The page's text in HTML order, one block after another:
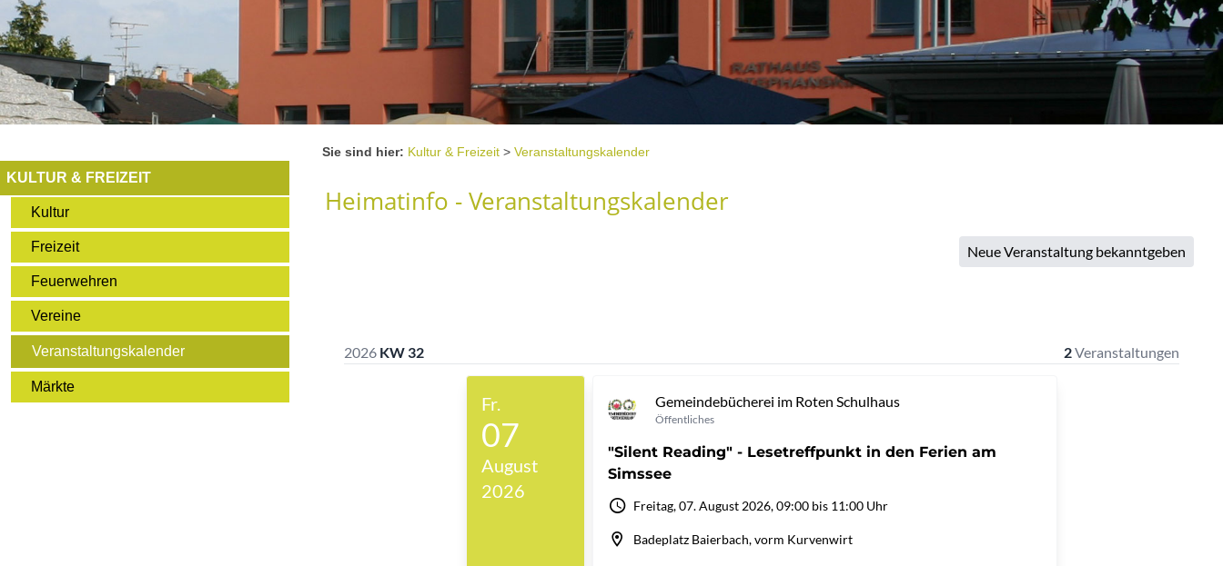
KULTUR & FREIZEIT
Kultur
Freizeit
Feuerwehren
Vereine
Veranstaltungskalender
Märkte
Sie sind hier: Kultur & Freizeit > Veranstaltungskalender
Heimatinfo - Veranstaltungskalender